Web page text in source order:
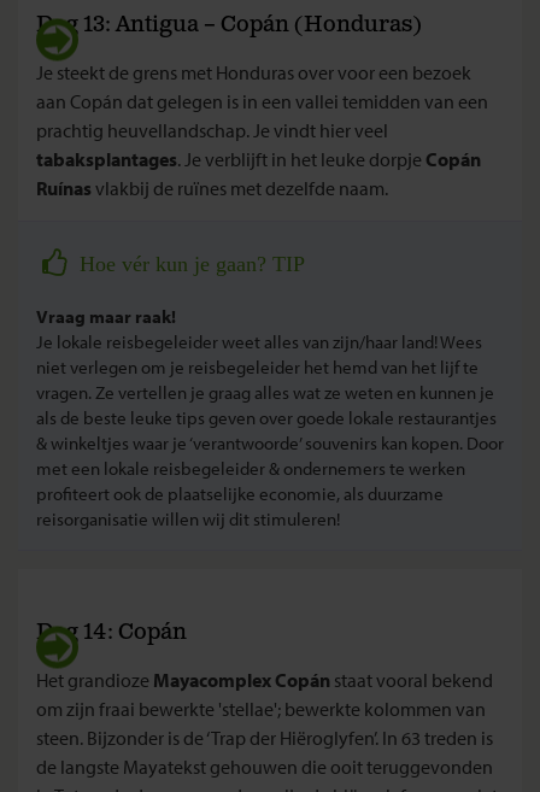
Dag 13: Antigua – Copán (Honduras)
Je steekt de grens met Honduras over voor een bezoek
aan Copán dat gelegen is in een vallei temidden van een
prachtig heuvellandschap. Je vindt hier veel
tabaksplantages. Je verblijft in het leuke dorpje Copán
Ruínas vlakbij de ruïnes met dezelfde naam.
Hoe vér kun je gaan? TIP
Vraag maar raak!
Je lokale reisbegeleider weet alles van zijn/haar land! Wees
niet verlegen om je reisbegeleider het hemd van het lijf te
vragen. Ze vertellen je graag alles wat ze weten en kunnen je
als de beste leuke tips geven over goede lokale restaurantjes
& winkeltjes waar je ‘verantwoorde’ souvenirs kan kopen. Door
met een lokale reisbegeleider & ondernemers te werken
profiteert ook de plaatselijke economie, als duurzame
reisorganisatie willen wij dit stimuleren!
Dag 14: Copán
Het grandioze Mayacomplex Copán staat vooral bekend
om zijn fraai bewerkte 'stellae'; bewerkte kolommen van
steen. Bijzonder is de ‘Trap der Hiëroglyfen’. In 63 treden is
de langste Mayatekst gehouwen die ooit teruggevonden